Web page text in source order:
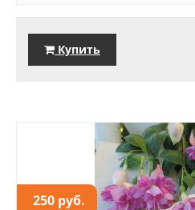
Купить
250 руб.